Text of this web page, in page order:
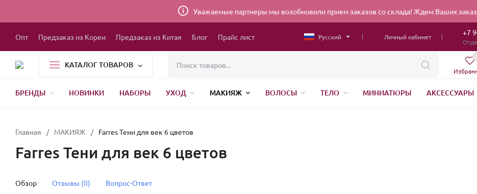
Уважаемые партнеры мы возобновили прием заказов со склада! Ждем Ваших
Опт Предзаказ из Кореи Предзаказ из Китая Блог Прайс лист Русский Личный кабинет +7
КАТАЛОГ ТОВАРОВ
БРЕНДЫ НОВИНКИ НАБОРЫ УХОД МАКИЯЖ ВОЛОСЫ ТЕЛО МИНИАТЮРЫ АКСЕССУАРЫ
Главная / МАКИЯЖ / Farres Тени для век 6 цветов
Farres Тени для век 6 цветов
Обзор Отзывы (0) Вопрос-Ответ